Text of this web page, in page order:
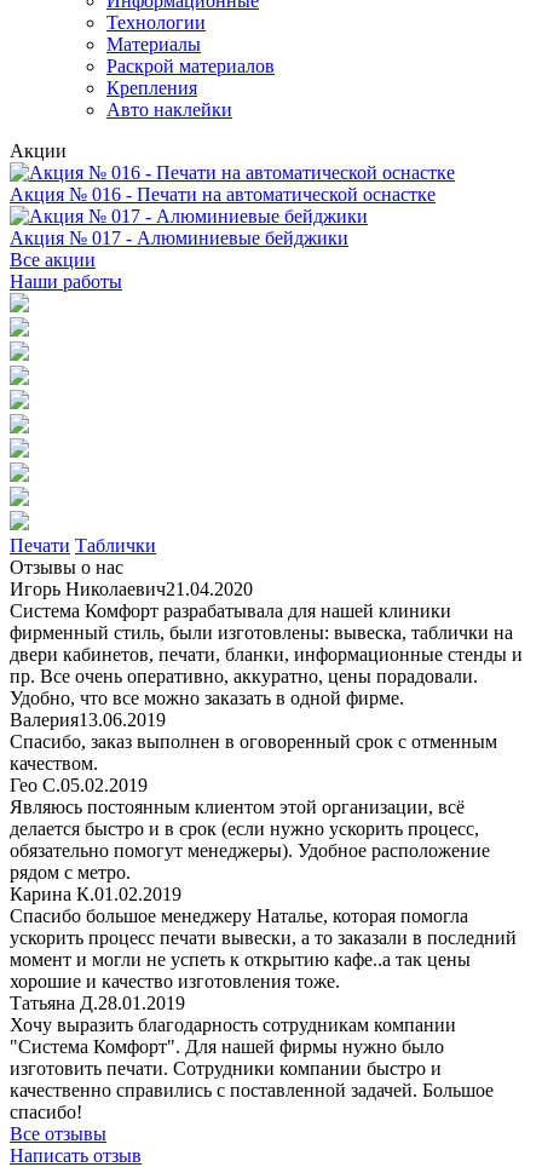
Технологии
Материалы
Раскрой материалов
Крепления
Авто наклейки
Акции
Акция № 016 - Печати на автоматической оснастке
Акция № 017 - Алюминиевые бейджики
Все акции
Наши работы
Печати Таблички
Отзывы о нас
Игорь Николаевич21.04.2020
Система Комфорт разрабатывала для нашей клиники
фирменный стиль, были изготовлены: вывеска, таблички на
двери кабинетов, печати, бланки, информационные стенды и
пр. Все очень оперативно, аккуратно, цены порадовали.
Удобно, что все можно заказать в одной фирме.
Валерия13.06.2019
Спасибо, заказ выполнен в оговоренный срок с отменным
качеством.
Гео С.05.02.2019
Являюсь постоянным клиентом этой организации, всё
делается быстро и в срок (если нужно ускорить процесс,
обязательно помогут менеджеры). Удобное расположение
рядом с метро.
Карина К.01.02.2019
Спасибо большое менеджеру Наталье, которая помогла
ускорить процесс печати вывески, а то заказали в последний
момент и могли не успеть к открытию кафе..а так цены
хорошие и качество изготовления тоже.
Татьяна Д.28.01.2019
Хочу выразить благодарность сотрудникам компании
"Система Комфорт". Для нашей фирмы нужно было
изготовить печати. Сотрудники компании быстро и
качественно справились с поставленной задачей. Большое
спасибо!
Все отзывы
Написать отзыв